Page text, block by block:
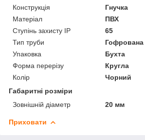
Конструкція
Гнучка
Матеріал
ПВХ
Ступінь захисту IP
65
Тип труби
Гофрована
Упаковка
Бухта
Форма перерізу
Кругла
Колір
Чорний
Габаритні розміри
Зовнішній діаметр
20 мм
Приховати